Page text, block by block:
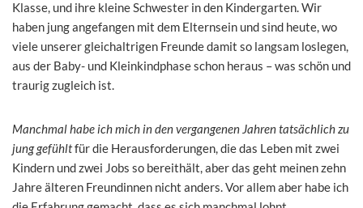
Klasse, und ihre kleine Schwester in den Kindergarten. Wir
haben jung angefangen mit dem Elternsein und sind heute, wo
viele unserer gleichaltrigen Freunde damit so langsam loslegen,
aus der Baby- und Kleinkindphase schon heraus – was schön und
traurig zugleich ist.
Manchmal habe ich mich in den vergangenen Jahren tatsächlich zu
jung gefühltfür die Herausforderungen, die das Leben mit zwei
Kindern und zwei Jobs so bereithält, aber das geht meinen zehn
Jahre älteren Freundinnen nicht anders. Vor allem aber habe ich